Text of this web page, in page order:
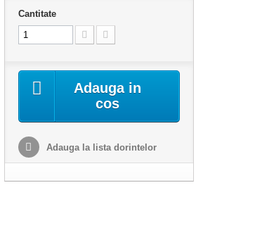
Cantitate
Adauga in
cos
Adauga la lista dorintelor